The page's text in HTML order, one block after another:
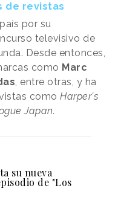
de revistas
por su
televisivo de
Desde entonces,
como Marc
, entre otras, y ha
como Harper's
Japan.
su nueva
de "Los